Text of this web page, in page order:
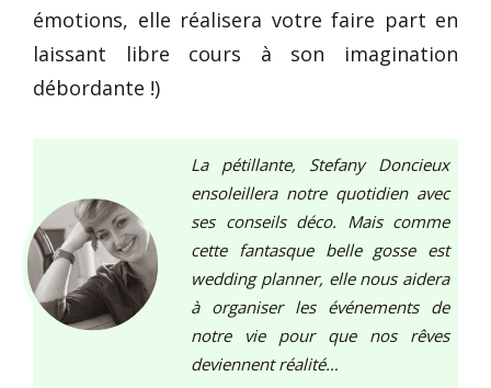
émotions, elle réalisera votre faire part en
laissant libre cours à son imagination
débordante !)
La pétillante, Stefany Doncieux
ensoleillera notre quotidien avec
ses conseils déco. Mais comme
cette fantasque belle gosse est
wedding planner, elle nous aidera
à organiser les événements de
notre vie pour que nos rêves
deviennent réalité…